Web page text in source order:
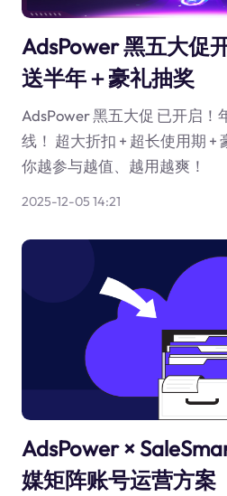
AdsPower 黑五大促
送半年＋豪礼抽奖
AdsPower 黑五大促 已开启！
线！ 超大折扣 + 超长使用期 +
你越参与越值、越用越爽！
2025-12-05 14:21
AdsPower ×
媒矩阵账号运营方案